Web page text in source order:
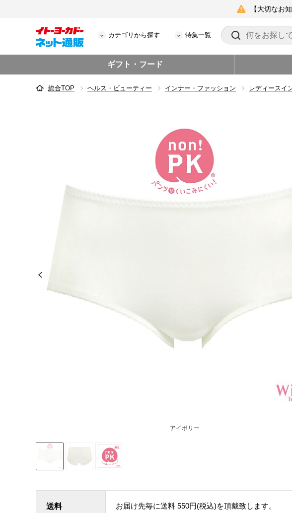
【大切なお
カテゴリから探す 特集一覧
ギフト・フード
総合TOP ヘルス・ビューティー インナー・ファッション レディースイ
アイボリー
送料 お届け先毎に送料 550円(税込)を頂戴致します。